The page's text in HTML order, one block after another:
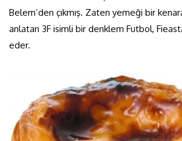
Belem’den çıkmış. Zaten yemeği bir
anlatan 3F isimli bir denklem Futbol,
eder.